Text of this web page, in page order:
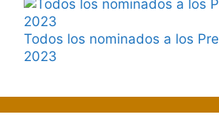
Todos los nominados a los
2023